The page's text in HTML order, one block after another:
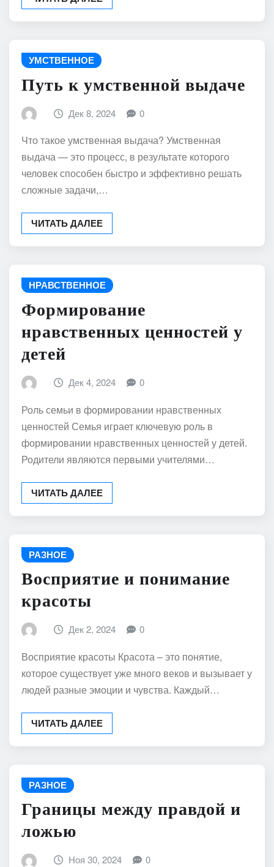
УМСТВЕННОЕ
Путь к умственной выдаче
Дек 8, 2024 0
Что такое умственная выдача? Умственная
выдача — это процесс, в результате которого
человек способен быстро и эффективно решать
сложные задачи,…
ЧИТАТЬ ДАЛЕЕ
НРАВСТВЕННОЕ
Формирование
нравственных ценностей у
детей
Дек 4, 2024 0
Роль семьи в формировании нравственных
ценностей Семья играет ключевую роль в
формировании нравственных ценностей у детей.
Родители являются первыми учителями…
ЧИТАТЬ ДАЛЕЕ
РАЗНОЕ
Восприятие и понимание
красоты
Дек 2, 2024 0
Восприятие красоты Красота – это понятие,
которое существует уже много веков и вызывает у
людей разные эмоции и чувства. Каждый…
ЧИТАТЬ ДАЛЕЕ
РАЗНОЕ
Границы между правдой и
ложью
Ноя 30, 2024 0